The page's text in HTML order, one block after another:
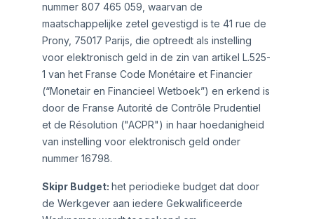
nummer 807 465 059, waarvan de
maatschappelijke zetel gevestigd is te 41 rue de
Prony, 75017 Parijs, die optreedt als instelling
voor elektronisch geld in de zin van artikel L.525-
1 van het Franse Code Monétaire et Financier
(“Monetair en Financieel Wetboek”) en erkend is
door de Franse Autorité de Contrôle Prudentiel
et de Résolution ("ACPR") in haar hoedanigheid
van instelling voor elektronisch geld onder
nummer 16798.
Skipr Budget: het periodieke budget dat door
de Werkgever aan iedere Gekwalificeerde